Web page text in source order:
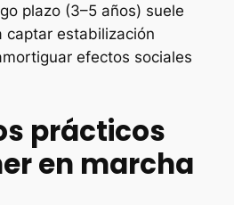
plazo (3–5 años) suele
captar estabilización
efectos sociales
prácticos
en marcha